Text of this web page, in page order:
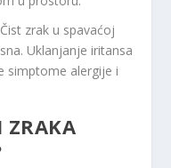
zrak u spavaćoj
Uklanjanje iritansa
simptome alergije i
ZRAKA